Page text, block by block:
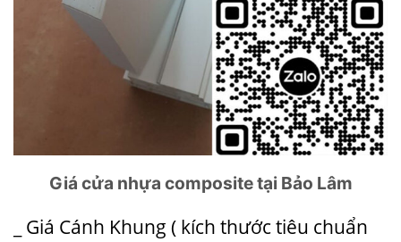
Giá cửa nhựa composite tại Bảo Lâm
_ Giá Cánh Khung ( kích thước tiêu chuẩn